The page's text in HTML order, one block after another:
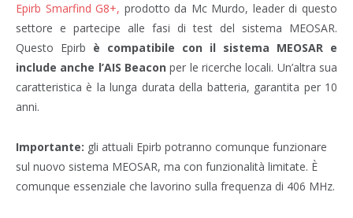
Epirb Smarfind G8+, prodotto da Mc Murdo, leader di questo
settore e partecipe alle fasi di test del sistema MEOSAR.
Questo Epirb è compatibile con il sistema MEOSAR e
include anche l’AIS Beacon per le ricerche locali. Un’altra sua
caratteristica è la lunga durata della batteria, garantita per 10
anni.
Importante: gli attuali Epirb potranno comunque funzionare
sul nuovo sistema MEOSAR, ma con funzionalità limitate. È
comunque essenziale che lavorino sulla frequenza di 406 MHz.